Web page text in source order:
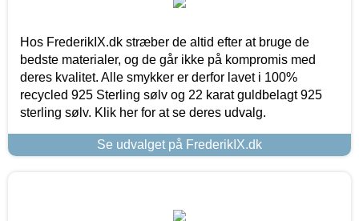
Hos FrederikIX.dk stræber de altid efter at bruge de
bedste materialer, og de går ikke på kompromis med
deres kvalitet. Alle smykker er derfor lavet i 100%
recycled 925 Sterling sølv og 22 karat guldbelagt 925
sterling sølv. Klik her for at se deres udvalg.
Se udvalget på FrederikIX.dk